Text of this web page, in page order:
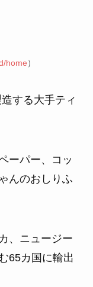
home）
する大手ティ
ーパー、コッ
んのおしりふ
、ニュージー
65カ国に輸出